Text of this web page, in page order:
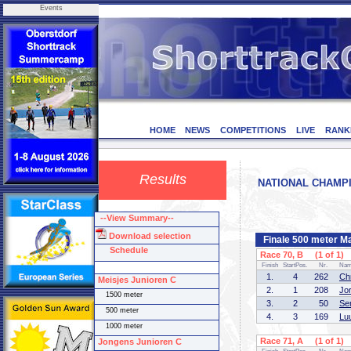
Events
HOME NEWS COMPETITIONS LIVE
Results NATIONAL
Finale 500 meter
Race 70, B (1 of 1)
Finish StartPos. Nr.
1. 4 262
2.
1 208
3.
2 50
4.
3 169
Race 71, A (1 of 1)
--View Summary--
Download selection
Schedule
Meisjes Junioren C
1500 meter
500 meter
1000 meter
Jongens Junioren C